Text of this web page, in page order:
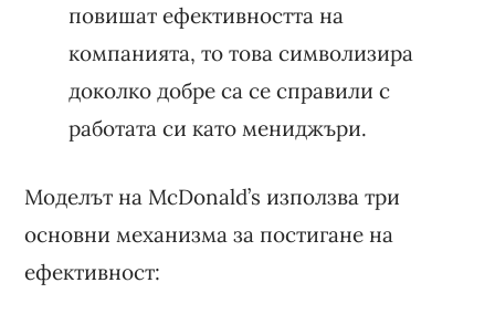
повишат ефективността на
компанията, то това символизира
доколко добре са се справили с
работата си като мениджъри.
Моделът на McDonald’s използва три
основни механизма за постигане на
ефективност: